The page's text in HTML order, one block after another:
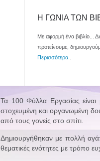
Η ΓΩΝΙΑ ΤΩΝ
Με αφορμή ένα βιβλίο...
προτείνουμε,
Περισσότερα
Τα 100 Φύλλα Εργασίας
στοχευμένη και οργανωμένη
από τους γονείς στο σπίτι.
Δημιουργήθηκαν με πολλή
θεματικές ενότητες με τρόπο